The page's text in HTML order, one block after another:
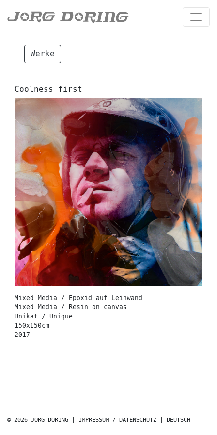
Werke
Coolness first
Mixed Media / Epoxid auf Leinwand
Mixed Media / Resin on canvas
Unikat / Unique
150x150cm
2017
© 2026 JÖRG DÖRING | IMPRESSUM / DATENSCHUTZ DEUTSCH